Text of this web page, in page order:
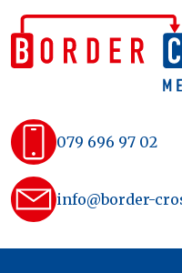
Skip
to
content
079 696 97 02
info@border-